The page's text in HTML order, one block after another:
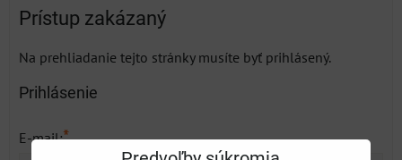
Prístup zakázaný
Na prehliadanie tejto stránky musíte byť prihlásený.
Prihlásenie
E-mail:*